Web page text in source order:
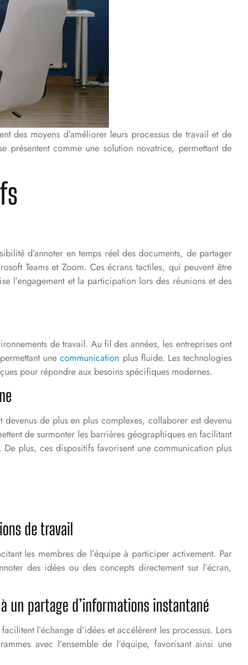
des moyens d’améliorer leurs processus de travail et de
présentent comme une solution novatrice, permettant de
d’annoter en temps réel des documents, de partager
Teams et Zoom. Ces écrans tactiles, qui peuvent être
l’engagement et la participation lors des réunions et des
de travail. Au fil des années, les entreprises ont
unecommunication plus fluide. Les technologies
pour répondre aux besoins spécifiques modernes.
de plus en plus complexes, collaborer est devenu
de surmonter les barrières géographiques en facilitant
plus, ces dispositifs favorisent une communication plus
de travail
les membres de l’équipe à participer activement. Par
des idées ou des concepts directement sur l’écran,
un partage d’informations instantané
l’échange d’idées et accélèrent les processus. Lors
avec l’ensemble de l’équipe, favorisant ainsi une